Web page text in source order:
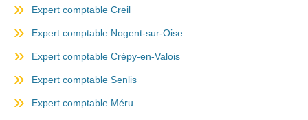
Expert comptable Creil
Expert comptable Nogent-sur-Oise
Expert comptable Crépy-en-Valois
Expert comptable Senlis
Expert comptable Méru